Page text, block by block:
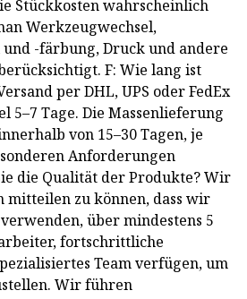
Stückkosten wahrscheinlich
Werkzeugwechsel,
-färbung, Druck und andere
F: Wie lang ist
per DHL, UPS oder FedEx
5–7 Tage. Die Massenlieferung
von 15–30 Tagen, je
Anforderungen
die Qualität der Produkte? Wir
mitteilen zu können, dass wir
über mindestens 5
fortschrittliche
Team verfügen, um
Wir führen